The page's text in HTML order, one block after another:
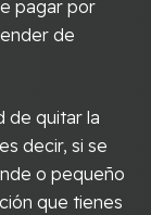
pagar por
de
de quitar la
decir, si se
o pequeño
que tienes